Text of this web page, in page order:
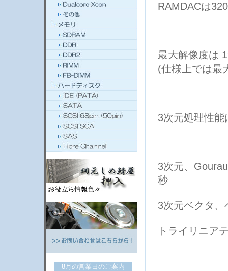
8月の営業日のご案内
RAMDACは
最大解像度は
(仕様上では最
3次元処理性
3次元、
秒
3次元ベクタ
トライリニア